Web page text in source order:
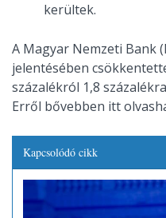
kerültek.
A Magyar Nemzeti Bank
jelentésében
százalékról 1,8
Erről bővebben itt
Kapcsolódó cikk